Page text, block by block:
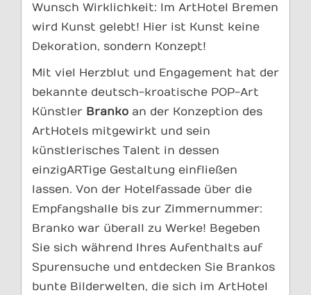
Wunsch Wirklichkeit: Im ArtHotel Bremen
wird Kunst gelebt! Hier ist Kunst keine
Dekoration, sondern Konzept!
Mit viel Herzblut und Engagement hat der
bekannte deutsch-kroatische POP-Art
Künstler Branko an der Konzeption des
ArtHotels mitgewirkt und sein
künstlerisches Talent in dessen
einzigARTige Gestaltung einfließen
lassen. Von der Hotelfassade über die
Empfangshalle bis zur Zimmernummer:
Branko war überall zu Werke! Begeben
Sie sich während Ihres Aufenthalts auf
Spurensuche und entdecken Sie Brankos
bunte Bilderwelten, die sich im ArtHotel